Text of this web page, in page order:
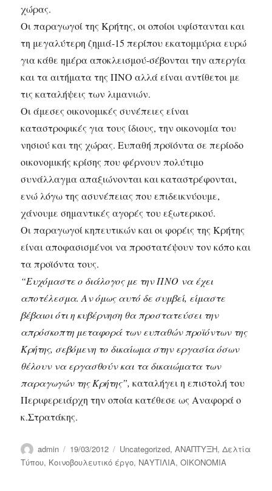
χώρας.
Οι παραγωγοί της Κρήτης, οι οποίοι υφίστανται και
τη μεγαλύτερη ζημιά-15 περίπου εκατομμύρια ευρώ
για κάθε ημέρα αποκλεισμού-σέβονται την απεργία
και τα αιτήματα της ΠΝΟ αλλά είναι αντίθετοι με
τις καταλήψεις των λιμανιών.
Οι άμεσες οικονομικές συνέπειες είναι
καταστροφικές για τους ίδιους, την οικονομία του
νησιού και της χώρας. Ευπαθή προϊόντα σε περίοδο
οικονομικής κρίσης που φέρνουν πολύτιμο
συνάλλαγμα απαξιώνονται και καταστρέφονται,
ενώ λόγω της ασυνέπειας που επιδεικνύουμε,
χάνουμε σημαντικές αγορές του εξωτερικού.
Οι παραγωγοί κηπευτικών και οι φορέις της Κρήτης
είναι αποφασισμένοι να προστατέψουν τον κόπο και
τα προϊόντα τους.
“Ευχόμαστε ο διάλογος με την ΠΝΟ να έχει
αποτέλεσμα. Αν όμως αυτό δε συμβεί, είμαστε
βέβαιοι ότι η κυβέρνηση θα προστατεύσει την
απρόσκοπτη μεταφορά των ευπαθών προϊόντων της
Κρήτης, σεβόμενη το δικαίωμα στην εργασία όσων
θέλουν να εργασθούν και τα δικαιώματα των
παραγωγών της Κρήτης”, καταλήγει η επιστολή του
Περιφερειάρχη την οποία κατέθεσε ως Αναφορά ο
κ.Στρατάκης.
Author
admin
Posted
on
19/03/2012 Categories
Uncategorized,ΑΝΑΠΤΥΞΗ,Δελτία
Τύπου, Κοινοβουλευτικό έργο, ΝΑΥΤΙΛΙΑ,ΟΙΚΟΝΟΜΙΑ